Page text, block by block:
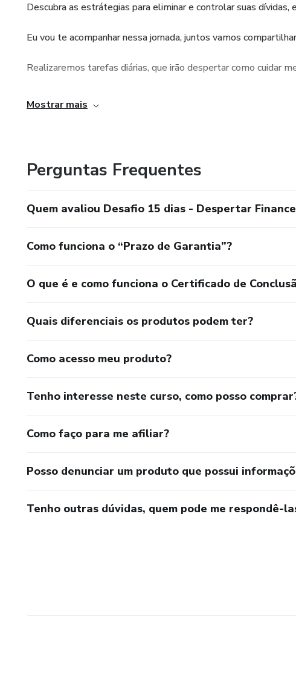
Descubra as estrátegias para eliminar e controlar suas dívidas,
Eu vou te acompanhar nessa jornada, juntos vamos
Realizaremos tarefas diárias, que irão despertar como cuidar
Através de aulas ao vivo, teremos outros especialistas
Mostrar mais
Perguntas Frequentes
Quem avaliou Desafio 15 dias - Despertar
Como funciona o “Prazo de Garantia”?
O que é e como funciona o Certificado de
Quais diferenciais os produtos podem ter?
Como acesso meu produto?
Tenho interesse neste curso, como posso
Como faço para me afiliar?
Posso denunciar um produto que possui
Tenho outras dúvidas, quem pode me respondê-